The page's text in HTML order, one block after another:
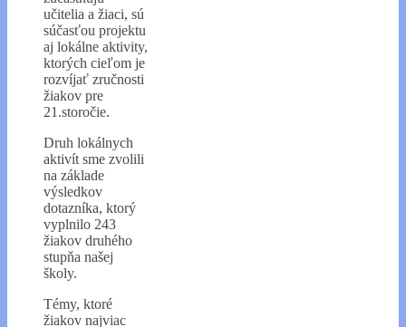
učitelia a žiaci, sú
súčasťou projektu
aj lokálne aktivity,
ktorých cieľom je
rozvíjať zručnosti
žiakov pre
21.storočie.
Druh lokálnych
aktivít sme zvolili
na základe
výsledkov
dotazníka, ktorý
vyplnilo 243
žiakov druhého
stupňa našej
školy.
Témy, ktoré
žiakov najviac